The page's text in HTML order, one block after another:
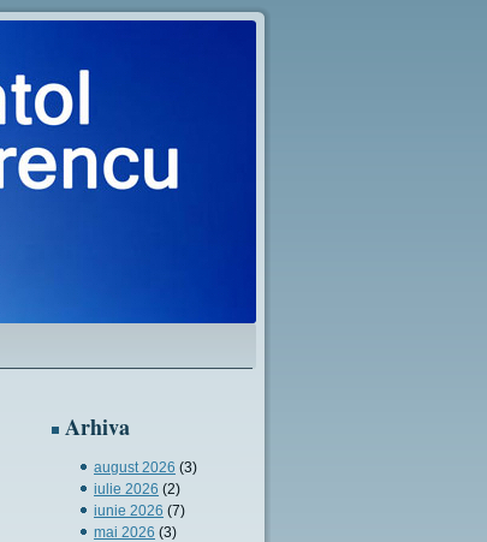
Arhiva
august 2026 (3)
iulie 2026 (2)
iunie 2026 (7)
mai 2026 (3)